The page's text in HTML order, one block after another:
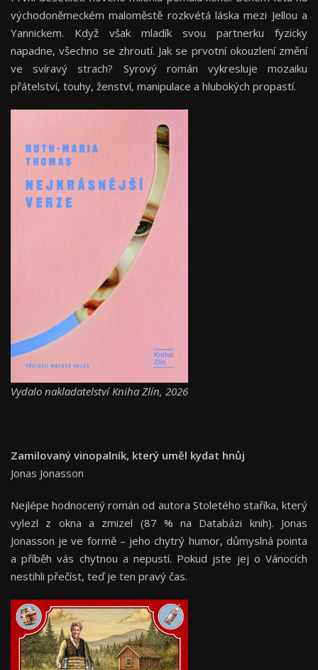
východoněmeckém maloměstě rozkvétá láska mezi Jellou a
Yannickem. Když však mladík svou partnerku fyzicky
napadne, všechno se zhroutí. Jak se prvotní okouzlení změní
ve svíravý strach? Syrový román vykresluje mozaiku
přátelství, touhy, ženství, manipulace a hlubokých propastí.
Vydalo nakladatelství Kniha Zlín, 2026
Zamilovaný vinopalník, který uměl kydat hnůj
Jonas Jonasson
Nejlépe hodnocený román od autora Stoletého staříka, který
vylezl z okna a zmizel (87 % na Databázi knih). Jonas
Jonasson je ve formě – jeho chytrý humor, důmyslná pointa
a příběh vás chytnou a nepustí. Pokud jste jej o Vánocích
nestihli přečíst, teď je ten pravý čas.